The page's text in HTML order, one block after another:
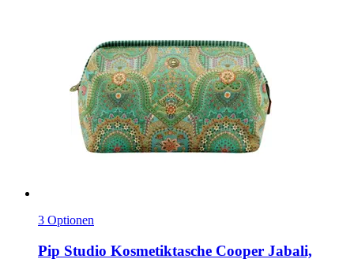
3 Optionen
Pip Studio Kosmetiktasche Cooper Jabali,